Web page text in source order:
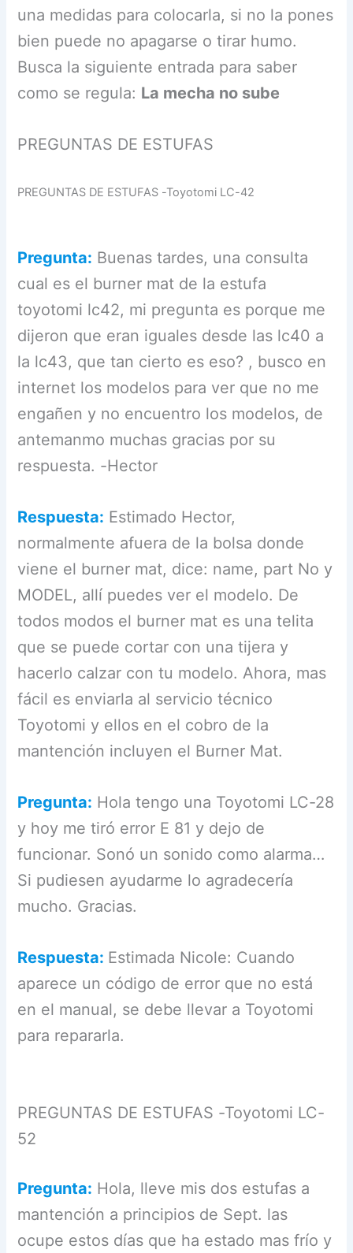
una medidas para colocarla, si no la pones
bien puede no apagarse o tirar humo.
Busca la siguiente entrada para saber
como se regula: La mecha no sube
PREGUNTAS DE ESTUFAS
PREGUNTAS DE ESTUFAS -Toyotomi LC-42
Pregunta: Buenas tardes, una consulta
cual es el burner mat de la estufa
toyotomi lc42, mi pregunta es porque me
dijeron que eran iguales desde las lc40 a
la lc43, que tan cierto es eso? , busco en
internet los modelos para ver que no me
engañen y no encuentro los modelos, de
antemanmo muchas gracias por su
respuesta. -Hector
Respuesta: Estimado Hector,
normalmente afuera de la bolsa donde
viene el burner mat, dice: name, part No y
MODEL, allí puedes ver el modelo. De
todos modos el burner mat es una telita
que se puede cortar con una tijera y
hacerlo calzar con tu modelo. Ahora, mas
fácil es enviarla al servicio técnico
Toyotomi y ellos en el cobro de la
mantención incluyen el Burner Mat.
Pregunta: Hola tengo una Toyotomi LC-28
y hoy me tiró error E 81 y dejo de
funcionar. Sonó un sonido como alarma…
Si pudiesen ayudarme lo agradecería
mucho. Gracias.
Respuesta: Estimada Nicole: Cuando
aparece un código de error que no está
en el manual, se debe llevar a Toyotomi
para repararla.
PREGUNTAS DE ESTUFAS -Toyotomi LC-
52
Pregunta: Hola, lleve mis dos estufas a
mantención a principios de Sept. las
ocupe estos días que ha estado mas frío y